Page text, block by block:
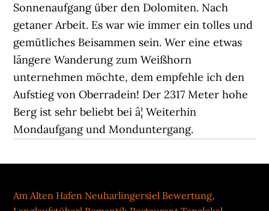
Sonnenaufgang über den Dolomiten. Nach
getaner Arbeit. Es war wie immer ein tolles und
gemütliches Beisammen sein. Wer eine etwas
längere Wanderung zum Weißhorn
unternehmen möchte, dem empfehle ich den
Aufstieg von Oberradein! Der 2317 Meter hohe
Berg ist sehr beliebt bei â¦ Weiterhin
Mondaufgang und Monduntergang.
Am Alten Hafen Neuharlingersiel Bewertung,